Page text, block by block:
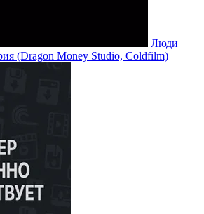
Люди
(Dragon Money Studio, Coldfilm)